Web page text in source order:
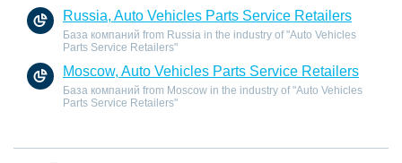
Russia, Auto Vehicles Parts Service Retailers
База компаний from Russia in the industry of "Auto Vehicles
Parts Service Retailers"
Moscow, Auto Vehicles Parts Service Retailers
База компаний from Moscow in the industry of "Auto Vehicles
Parts Service Retailers"